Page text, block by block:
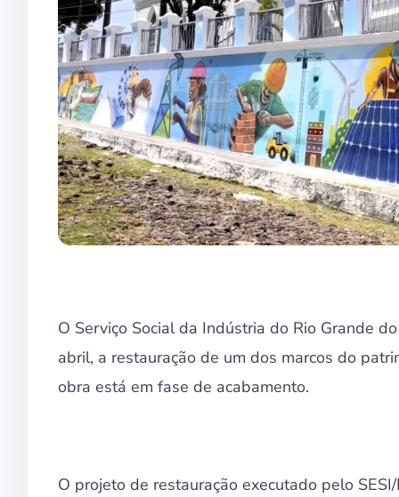
O Serviço Social da Indústria do Rio Grande
abril, a restauração de um dos marcos do
obra está em fase de acabamento.
O projeto de restauração executado pelo